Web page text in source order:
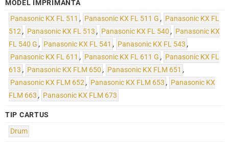
MODEL IMPRIMANTA
Panasonic KX FL 511 , Panasonic KX FL 511 G , Panasonic KX FL
512, Panasonic KX FL 513 , Panasonic KX FL 540 , Panasonic KX
FL 540 G , Panasonic KX FL 541 , Panasonic KX FL 543 ,
Panasonic KX FL 611 , Panasonic KX FL 611 G , Panasonic KX FL
613 , Panasonic KX FLM 650 , Panasonic KX FLM 651 ,
Panasonic KX FLM 652, Panasonic KX FLM 653 , Panasonic KX
FLM 663 , Panasonic KX FLM 673
TIP CARTUS
Drum